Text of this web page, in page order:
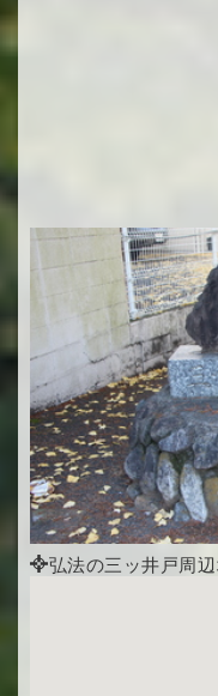
弘法の三ッ井戸周